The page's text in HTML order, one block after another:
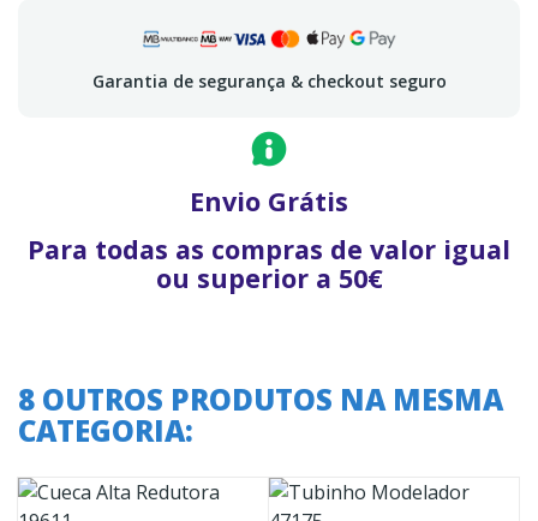
Garantia de segurança & checkout seguro
Envio Grátis
Para todas as compras de valor igual
ou superior a 50€
8 OUTROS PRODUTOS NA MESMA
CATEGORIA: